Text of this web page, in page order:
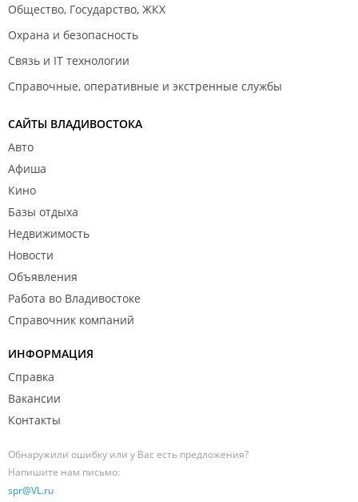
Общество, Государство, ЖКХ
Охрана и безопасность
Связь и IT технологии
Справочные, оперативные и экстренные службы
САЙТЫ ВЛАДИВОСТОКА
Авто
Афиша
Кино
Базы отдыха
Недвижимость
Новости
Объявления
Работа во Владивостоке
Справочник компаний
ИНФОРМАЦИЯ
Справка
Вакансии
Контакты
Обнаружили ошибку или у Вас есть предложения?
Напишите нам письмо:
spr@VL.ru